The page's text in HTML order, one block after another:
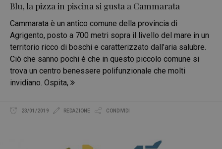
Blu, la pizza in piscina si gusta a Cammarata
Cammarata è un antico comune della provincia di
Agrigento, posto a 700 metri sopra il livello del mare in un
territorio ricco di boschi e caratterizzato dall’aria salubre.
Ciò che sanno pochi è che in questo piccolo comune si
trova un centro benessere polifunzionale che molti
invidiano. Ospita,
23/01/2019 REDAZIONE CONDIVIDI